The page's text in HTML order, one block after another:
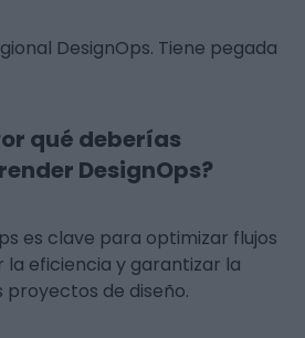
DesignOps. Tiene pegada
qué deberías
DesignOps?
es clave para optimizar flujos
eficiencia y garantizar la
proyectos de diseño.